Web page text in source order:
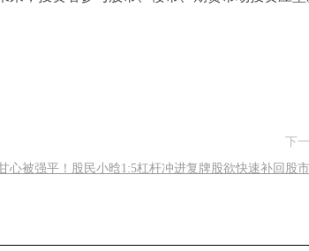
下
心被强平！股民小晗1:5杠杆冲进复牌股欲快速补回股